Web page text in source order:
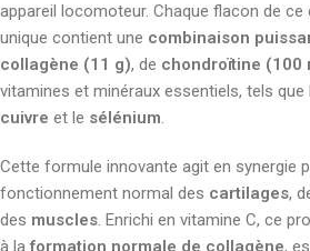
appareil locomoteur. Chaque flacon de
unique contient une combinaison
collagène (11 g), de chondroïtine (100
vitamines et minéraux essentiels, tels que
cuivre et le sélénium.
Cette formule innovante agit en synergie
fonctionnement normal des cartilages,
des muscles. Enrichi en vitamine C, ce